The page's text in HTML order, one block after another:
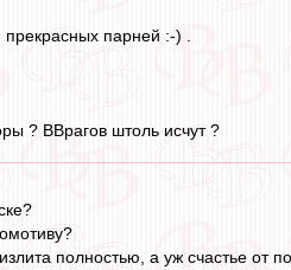
парней :-) .
? ВВрагов штоль исчут ?
полностью, а уж счастье от